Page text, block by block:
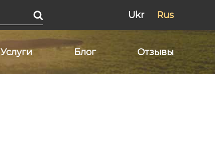
Ukr Rus
Услуги Блог Отзывы